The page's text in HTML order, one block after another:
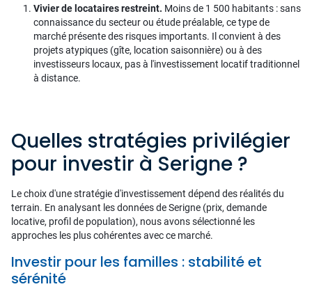
Vivier de locataires restreint. Moins de 1 500 habitants : sans
connaissance du secteur ou étude préalable, ce type de
marché présente des risques importants. Il convient à des
projets atypiques (gîte, location saisonnière) ou à des
investisseurs locaux, pas à l'investissement locatif traditionnel
à distance.
Quelles stratégies privilégier
pour investir à Serigne ?
Le choix d'une stratégie d'investissement dépend des réalités du
terrain. En analysant les données de Serigne (prix, demande
locative, profil de population), nous avons sélectionné les
approches les plus cohérentes avec ce marché.
Investir pour les familles : stabilité et
sérénité